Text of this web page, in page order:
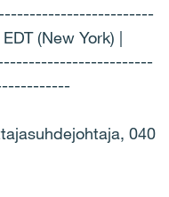
(New York) |
040